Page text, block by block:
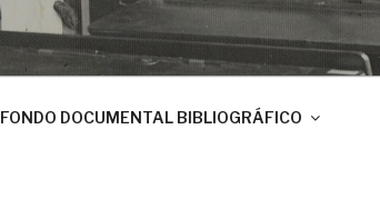
FONDO DOCUMENTAL BIBLIOGRÁFICO